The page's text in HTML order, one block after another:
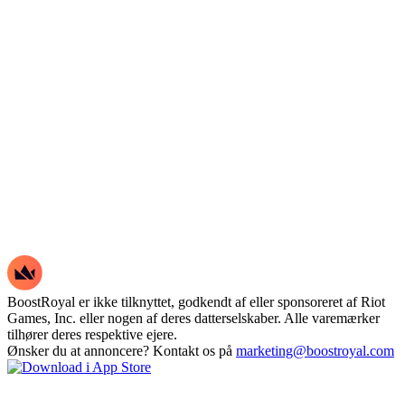
BoostRoyal er ikke tilknyttet, godkendt af eller sponsoreret af Riot
Games, Inc. eller nogen af deres datterselskaber. Alle varemærker
tilhører deres respektive ejere.
Ønsker du at annoncere? Kontakt os på marketing@boostroyal.com